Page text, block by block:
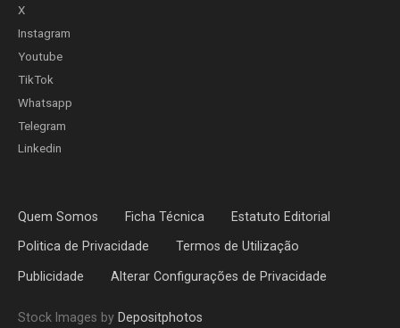
X
Instagram
Youtube
TikTok
Whatsapp
Telegram
Linkedin
Quem Somos Ficha Técnica Estatuto Editorial
Politica de Privacidade Termos de Utilização
Publicidade Alterar Configurações de Privacidade
Stock Images by Depositphotos